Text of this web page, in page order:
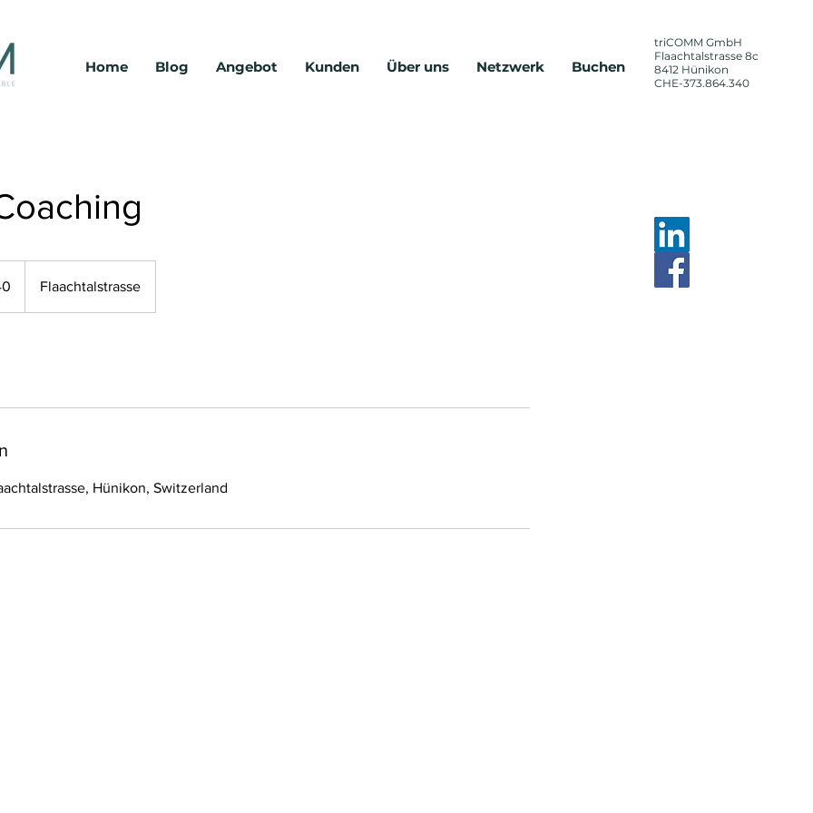
Home Blog Angebot Kunden Über uns Netzwerk Buchen
triCOMM GmbH
Flaachtalstrasse 8c
8412 Hünikon
CHE-373.864.340
Flaachtalstrasse
Hünikon, Switzerland